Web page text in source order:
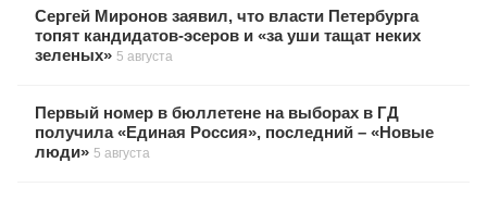
Сергей Миронов заявил, что власти Петербурга
топят кандидатов-эсеров и «за уши тащат неких
зеленых» 5 августа
Первый номер в бюллетене на выборах в ГД
получила «Единая Россия», последний – «Новые
люди» 5 августа